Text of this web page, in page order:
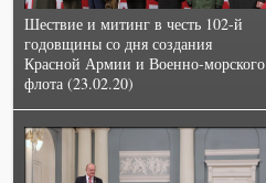
Шествие и митинг в честь 102-й
годовщины со дня создания
Красной Армии и Военно-морского
флота (23.02.20)